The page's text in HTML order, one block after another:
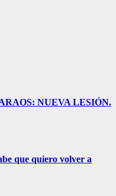
NUEVA LESIÓN.
que quiero volver a